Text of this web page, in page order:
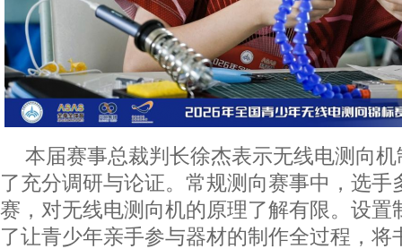
本届赛事总裁判长徐杰表示无线电测向
了充分调研与论证。常规测向赛事中，选手
赛，对无线电测向机的原理了解有限。设置
了让青少年亲手参与器材的制作全过程，将